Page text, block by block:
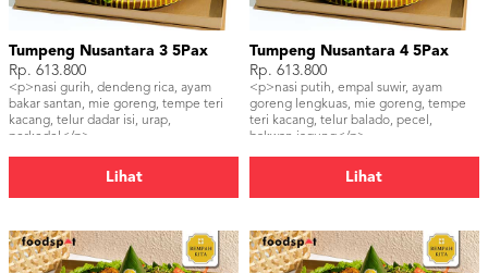
Tumpeng Nusantara 3 5Pax
Rp. 613.800
<p>nasi gurih, dendeng rica, ayam
bakar santan, mie goreng, tempe teri
kacang, telur dadar isi, urap,
perkedel</p>
Lihat
Tumpeng Nusantara 4 5Pax
Rp. 613.800
<p>nasi putih, empal suwir, ayam
goreng lengkuas, mie goreng, tempe
teri kacang, telur balado, pecel,
bakwan jagung</p>
Lihat